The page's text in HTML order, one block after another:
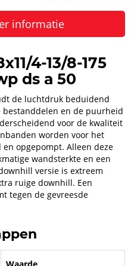
informatie
4-13/8-175
ds a 50
de luchtdruk beduidend
bestanddelen en de puurheid
voor de kwaliteit
worden voor het
opgepompt. Alleen deze
wandsterkte en een
versie is extreem
ruige downhill. Een
tegen de gevreesde
Waarde